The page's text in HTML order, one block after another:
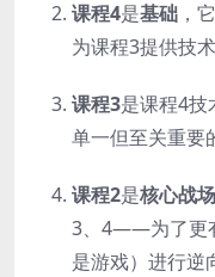
课程4是基础 ，
为课程3提供技
课程3是课程4技
单一但至关重要
课程2是核心战场
3、4——为了更
是游戏）进行逆